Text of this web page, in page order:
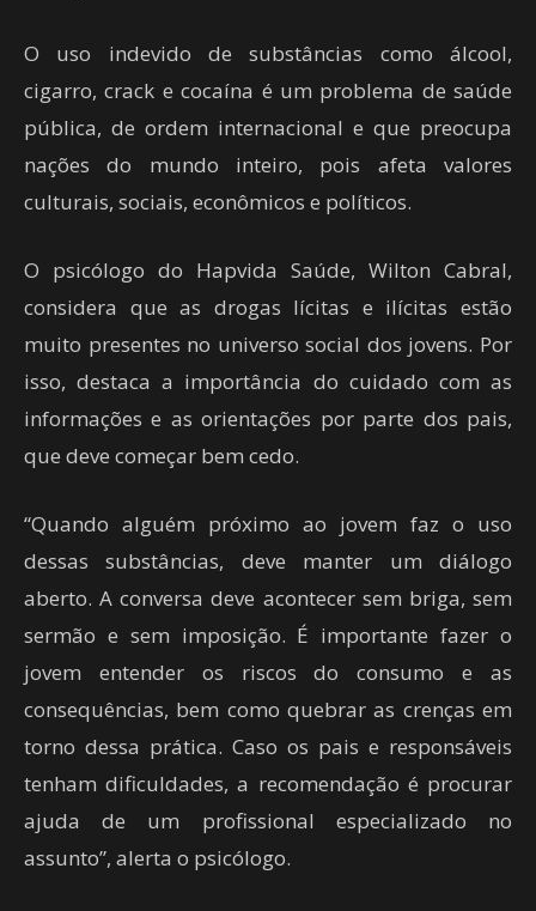
O uso indevido de substâncias como álcool,
cigarro, crack e cocaína é um problema de saúde
pública, de ordem internacional e que preocupa
nações do mundo inteiro, pois afeta valores
culturais, sociais, econômicos e políticos.
O psicólogo do Hapvida Saúde, Wilton Cabral,
considera que as drogas lícitas e ilícitas estão
muito presentes no universo social dos jovens. Por
isso, destaca a importância do cuidado com as
informações e as orientações por parte dos pais,
que deve começar bem cedo.
“Quando alguém próximo ao jovem faz o uso
dessas substâncias, deve manter um diálogo
aberto. A conversa deve acontecer sem briga, sem
sermão e sem imposição. É importante fazer o
jovem entender os riscos do consumo e as
consequências, bem como quebrar as crenças em
torno dessa prática. Caso os pais e responsáveis
tenham dificuldades, a recomendação é procurar
ajuda de um profissional especializado no
assunto”, alerta o psicólogo.